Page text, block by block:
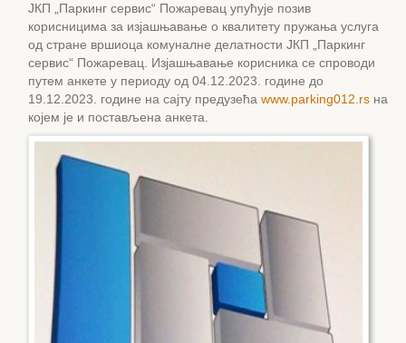
ЈКП „Паркинг сервис“ Пожаревац упућује позив
корисницима за изјашњавање о квалитету пружања услуга
од стране вршиоца комуналне делатности ЈКП „Паркинг
сервис“ Пожаревац. Изјашњавање корисника се спроводи
путем анкете у периоду од 04.12.2023. године до
19.12.2023. године на сајту предузећа www.parking012.rs на
којем је и постављена анкета.